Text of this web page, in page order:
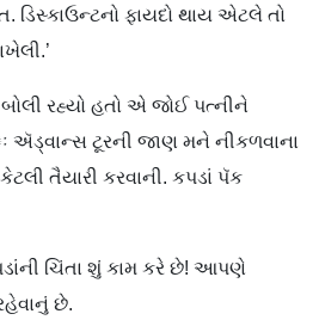
ડિસ્કાઉન્ટનો ફાયદો થાય એટલે તો
રહ્યો હતો એ જોઈ પત્નીને
ટૂરની જાણ મને નીકળવાના
તૈયારી કરવાની. કપડાં પૅક
ચિંતા શું કામ કરે છે! આપણે
છે.